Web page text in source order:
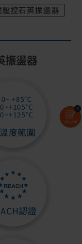
0
洽詢表單
壓控石英振盪器
振盪器
+85°C
度範圍
認證